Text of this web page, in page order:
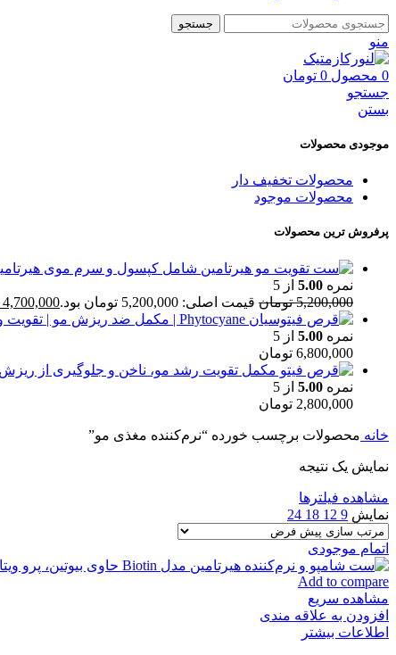
جستجو
منو
0 محصول 0 تومان
جستجو
بستن
موجودی محصولات
محصولات تخفیف دار
محصولات موجود
پرفروش ترین محصولات
نمره 5.00 از 5
5,200,000 تومان قیمت اصلی: 5,200,000 تومان بود. 4,700,000
نمره 5.00 از 5
6,800,000 تومان
نمره 5.00 از 5
2,800,000 تومان
خانه محصولات برچسب خورده “نرم‌کننده مغذی مو”
نمایش یک نتیجه
مشاهده فیلترها
نمایش 9
12
18
24
اتمام موجودی
Add to compare
مشاهده سریع
افزودن به علاقه مندی
اطلاعات بیشتر